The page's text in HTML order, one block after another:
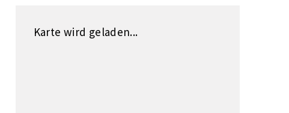
Karte wird geladen...